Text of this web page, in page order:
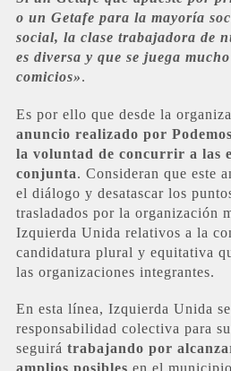
o un Getafe para la mayoría
social, la clase trabajadora de
es diversa y que se juega
comicios».
Es por ello que desde la
anuncio realizado por
la voluntad de concurrir a las
conjunta. Consideran que este
el diálogo y desatascar los
trasladados por la organización
Izquierda Unida relativos a la
candidatura plural y equitativa
las organizaciones integrantes.
En esta línea, Izquierda Unida
responsabilidad colectiva para
seguirá trabajando por